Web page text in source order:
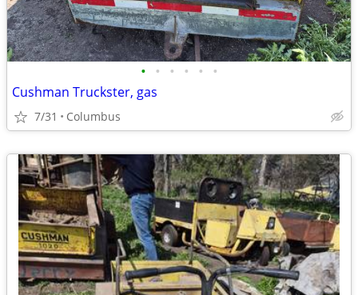
• • • • • •
Cushman Truckster, gas
7/31 Columbus